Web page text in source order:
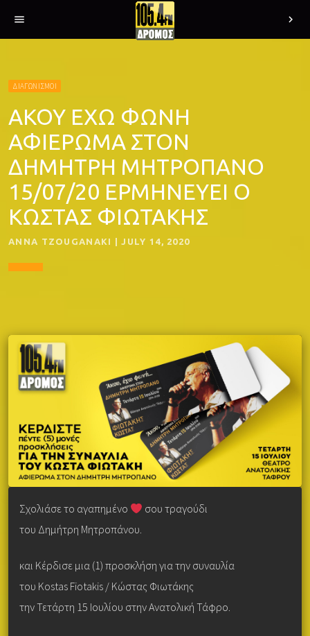
menu chevron_right
ΔΙΑΓΩΝΙΣΜΟΙ
ΑΚΟΥ ΕΧΩ ΦΩΝΗ
ΑΦΙΕΡΩΜΑ ΣΤΟΝ
ΔΗΜΗΤΡΗ ΜΗΤΡΟΠΑΝΟ
15/07/20 ΕΡΜΗΝΕΥΕΙ Ο
ΚΩΣΤΑΣ ΦΙΩΤΑΚΗΣ
ANNA TZOUGANAKI | JULY 14, 2020
Σχολιάσε το αγαπημένο
σου τραγούδι
του Δημήτρη Μητροπάνου.
και Κέρδισε μια (1) προσκλήση για την συναυλία
του Kostas Fiotakis / Κώστας Φιωτάκης
την Τετάρτη 15 Ιουλίου στην Ανατολική Τάφρο.